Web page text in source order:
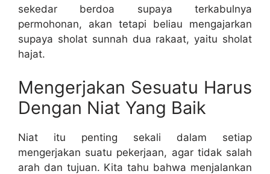
sekedar berdoa supaya terkabulnya
permohonan, akan tetapi beliau mengajarkan
supaya sholat sunnah dua rakaat, yaitu sholat
hajat.
Mengerjakan Sesuatu Harus
Dengan Niat Yang Baik
Niat itu penting sekali dalam setiap
mengerjakan suatu pekerjaan, agar tidak salah
arah dan tujuan. Kita tahu bahwa menjalankan